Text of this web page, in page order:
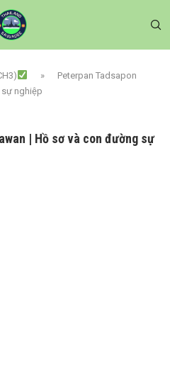
»
Peterpan Tadsapon
nghiệp
| Hồ sơ và con đường sự